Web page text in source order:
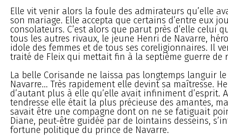
Elle vit venir alors la foule des admirateurs qu’elle
son mariage. Elle accepta que certains d’entre eux
consolateurs. C’est alors que parut près d’elle celui
tous les autres rivaux, le jeune Henri de Navarre,
idole des femmes et de tous ses coreligionnaires. Il
traité de Fleix qui mettait fin à la septième guerre de
La belle Corisande ne laissa pas longtemps languir
Navarre... Très rapidement elle devint sa maîtresse.
d’autant plus à elle qu’elle avait infiniment d’esprit.
tendresse elle était la plus précieuse des amantes,
savait être une compagne dont on ne se fatiguait
Diane, peut-être guidée par de lointains desseins,
fortune politique du prince de Navarre.